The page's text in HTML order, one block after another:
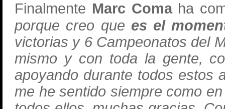
Finalmente Marc Comaha
porque creo que es el
victorias y 6 Campeonatos del
mismo y con toda la gente,
apoyando durante todos estos
me he sentido siempre como